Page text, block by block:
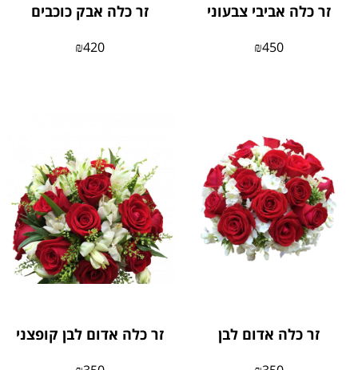
זר כלה אביבי צבעוני
₪450
זר כלה אבק כוכבים
₪420
זר כלה אדום לבן זר כלה אדום לבן קופצני